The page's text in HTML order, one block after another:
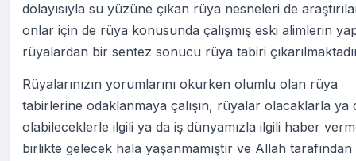
dolayısıyla su yüzüne çıkan rüya nesneleri de
onlar için de rüya konusunda çalışmış eski alimlerin
rüyalardan bir sentez sonucu rüya tabiri
Rüyalarınızın yorumlarını okurken olumlu olan rüya
tabirlerine odaklanmaya çalışın, rüyalar olacaklarla ya
olabileceklerle ilgili ya da iş dünyamızla ilgili haber
birlikte gelecek hala yaşanmamıştır ve Allah